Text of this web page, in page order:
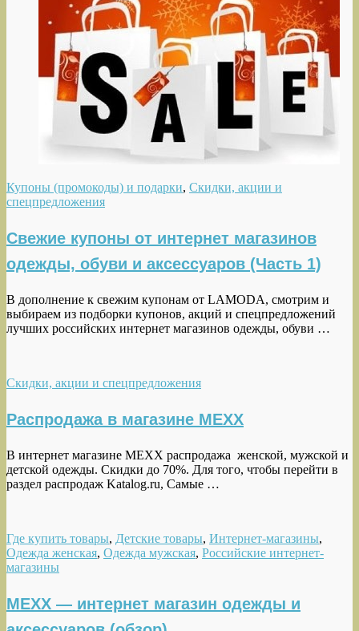
Купоны (промокоды) и подарки, Скидки, акции и
спецпредложения
Свежие купоны от интернет магазинов
одежды, обуви и аксессуаров (Часть 1)
В дополнение к свежим купонам от LAMODA, смотрим и
выбираем из подборки купонов, акций и спецпредложений
лучших российских интернет магазинов одежды, обуви …
Скидки, акции и спецпредложения
Распродажа в магазине MEXX
В интернет магазине MEXX распродажа женской, мужской и
детской одежды. Скидки до 70%. Для того, чтобы перейти в
раздел распродаж Katalog.ru, Самые …
Где купить товары, Детские товары, Интернет-магазины,
Одежда женская, Одежда мужская, Российские интернет-
магазины
MEXX — интернет магазин одежды и